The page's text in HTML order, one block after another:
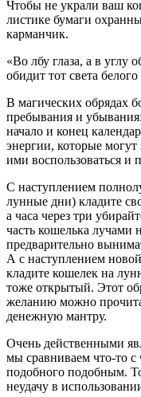
Чтобы не украли ваш
листике бумаги
карманчик.
«Во лбу глаза, а в углу
обидит тот света
В магических обрядах
пребывания и
начало и конец
энергии, которые
ими воспользоваться и
С наступлением
лунные дни) кладите
а часа через три
часть кошелька лучами
предварительно
А с наступлением
кладите кошелек на
тоже открытый. Этот
желанию можно
денежную мантру.
Очень действенными
мы сравниваем что-то с
подобного подобным.
неудачу в